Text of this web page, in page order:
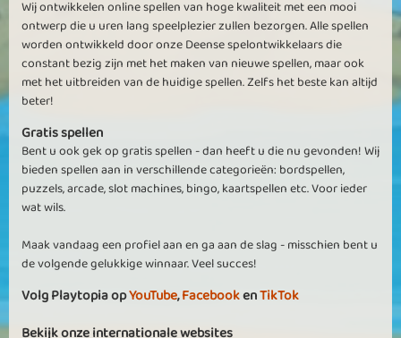
Wij ontwikkelen online spellen van hoge kwaliteit met een mooi
ontwerp die u uren lang speelplezier zullen bezorgen. Alle spellen
worden ontwikkeld door onze Deense spelontwikkelaars die
constant bezig zijn met het maken van nieuwe spellen, maar ook
met het uitbreiden van de huidige spellen. Zelfs het beste kan altijd
beter!
Gratis spellen
Bent u ook gek op gratis spellen - dan heeft u die nu gevonden! Wij
bieden spellen aan in verschillende categorieën: bordspellen,
puzzels, arcade, slot machines, bingo, kaartspellen etc. Voor ieder
wat wils.
Maak vandaag een profiel aan en ga aan de slag - misschien bent u
de volgende gelukkige winnaar. Veel succes!
Volg Playtopia opYouTube,FacebookenTikTok
Bekijk onze internationale websites